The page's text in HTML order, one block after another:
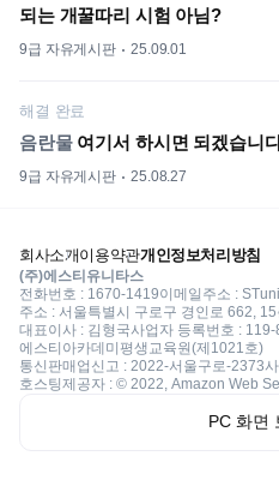
되는 개꿀따리 시험 아님?
9급 자유게시판 25.09.01
해결 완료
음란물여기서 하시면 되겠습니
9급 자유게시판 25.08.27
회사소개이용약관개인정보처리방침
(주)에스티유니타스
전화번호 : 1670-1419이메일주소 :
주소 : 서울특별시 구로구 경인로 662,
대표이사 : 김형국사업자 등록번호 :
에스티아카데미평생교육원(제1021호)
통신판매업신고 : 2022-서울구로-2373
호스팅제공자 : © 2022, Amazon Web
PC 화면